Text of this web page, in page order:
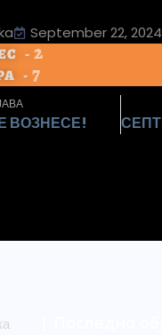
September 22, 2024
- 2
- 7
ВОЗНЕСЕ!